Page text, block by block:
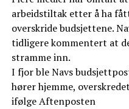
arbeidstiltak etter å ha
overskride budsjettene.
tidligere kommentert at
stramme inn.
I fjor ble Navs
hører hjemme,
ifølge Aftenposten